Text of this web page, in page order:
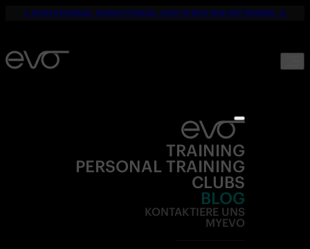
☀️ DEIN SOMMER. DEINE FITNESS. NUR 19,90€ BIS SEPTEMBER. 💪
TRAINING
PERSONAL TRAINING
CLUBS
BLOG
KONTAKTIERE UNS
MYEVO